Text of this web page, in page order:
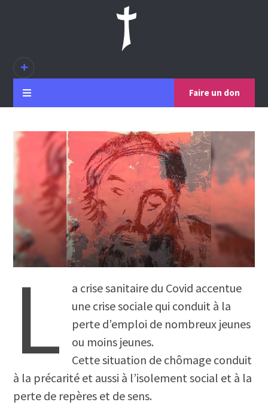
Faire un don
L
a crise sanitaire du Covid accentue
une crise sociale qui conduit à la
perte d’emploi de nombreux jeunes
ou moins jeunes.
Cette situation de chômage conduit
à la précarité et aussi à l’isolement social et à la
perte de repères et de sens.